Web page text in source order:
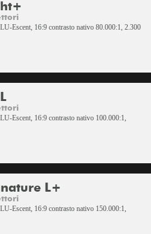
Escent, 16:9 contrasto nativo 80.000:1, 2.300
Escent, 16:9 contrasto nativo 100.000:1,
L+
Escent, 16:9 contrasto nativo 150.000:1,